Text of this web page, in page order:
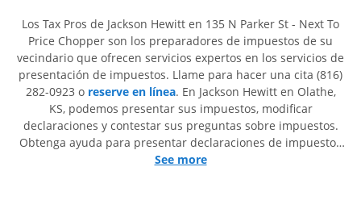
Los Tax Pros de Jackson Hewitt en 135 N Parker St - Next To
Price Chopper son ​​los preparadores de impuestos de su
vecindario que ofrecen servicios expertos en los servicios de
presentación de impuestos. Llame para hacer una cita (816)
282-0923 o reserve en línea. En Jackson Hewitt en Olathe,
KS, podemos presentar sus impuestos, modificar
declaraciones y contestar sus preguntas sobre impuestos.
Obtenga ayuda para presentar declaraciones de impuestos
simples o situaciones más complejas, como los impuestos
See more